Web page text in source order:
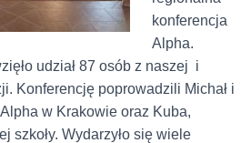
konferencja
Alpha.
udział 87 osób z naszej i
Konferencję poprowadzili Michał i
w Krakowie oraz Kuba,
szkoły. Wydarzyło się wiele